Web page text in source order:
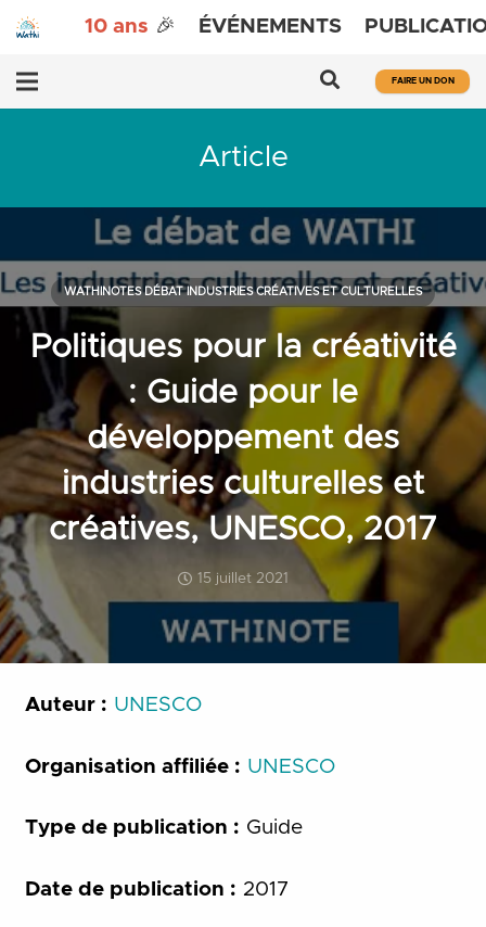
10 ans 🎉 ÉVÉNEMENTS
FAIRE UN DON
Article
Politiques pour la créativité
: Guide pour le
développement des
industries culturelles et
créatives, UNESCO, 2017
15 juillet 2021
WATHINOTES DÉBAT INDUSTRIES CRÉATIVES ET CULTURELLES
Auteur : UNESCO
Organisation affiliée : UNESCO
Type de publication : Guide
Date de publication : 2017